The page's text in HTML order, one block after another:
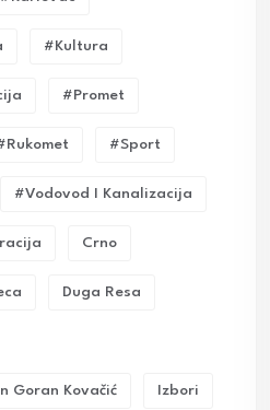
#kultura
#promet
#sport
#vodovod I Kanalizacija
Crno
Duga Resa
Goran Kovačić Izbori